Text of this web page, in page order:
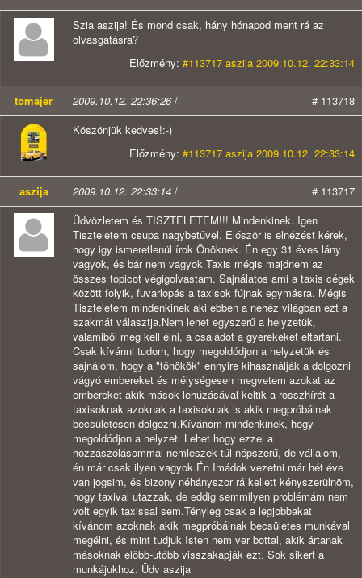
Szia aszija! És mond csak, hány hónapod ment rá az
olvasgatásra?
Előzmény: #113717 aszija 2009.10.12. 22:33:14
tomajer 2009.10.12. 22:36:26/
# 113718
Köszönjük kedves!:-)
Előzmény: #113717 aszija 2009.10.12. 22:33:14
aszija 2009.10.12. 22:33:14 /
# 113717
Üdvözletem és TISZTELETEM!!! Mindenkinek. Igen
Tiszteletem csupa nagybetűvel. Először is elnézést kérek,
hogy igy ismeretlenül írok Önöknek. Én egy 31 éves lány
vagyok, és bár nem vagyok Taxis mégis majdnem az
összes topicot végigolvastam. Sajnálatos ami a taxis cégek
között folyik, fuvarlopás a taxisok fújnak egymásra. Mégis
Tiszteletem mindenkinek aki ebben a nehéz világban ezt a
szakmát választja.Nem lehet egyszerű a helyzetük,
valamiből meg kell élni, a családot a gyerekeket eltartani.
Csak kívánni tudom, hogy megoldódjon a helyzetük és
sajnálom, hogy a "főnökök" ennyire kihasználják a dolgozni
vágyó embereket és mélységesen megvetem azokat az
embereket akik mások lehúzásával keltik a rosszhírét a
taxisoknak azoknak a taxisoknak is akik megpróbálnak
becsületesen dolgozni.Kívánom mindenkinek, hogy
megoldódjon a helyzet. Lehet hogy ezzel a
hozzászólásommal nemleszek túl népszerű, de vállalom,
én már csak ilyen vagyok.Én Imádok vezetni már hét éve
van jogsim, és bizony néhányszor rá kellett kényszerülnöm,
hogy taxival utazzak, de eddig semmilyen problémám nem
volt egyik taxissal sem.Tényleg csak a legjobbakat
kívánom azoknak akik megpróbálnak becsületes munkával
megélni, és mint tudjuk Isten nem ver bottal, akik ártanak
másoknak előbb-utóbb visszakapják ezt. Sok sikert a
munkájukhoz. Üdv aszija